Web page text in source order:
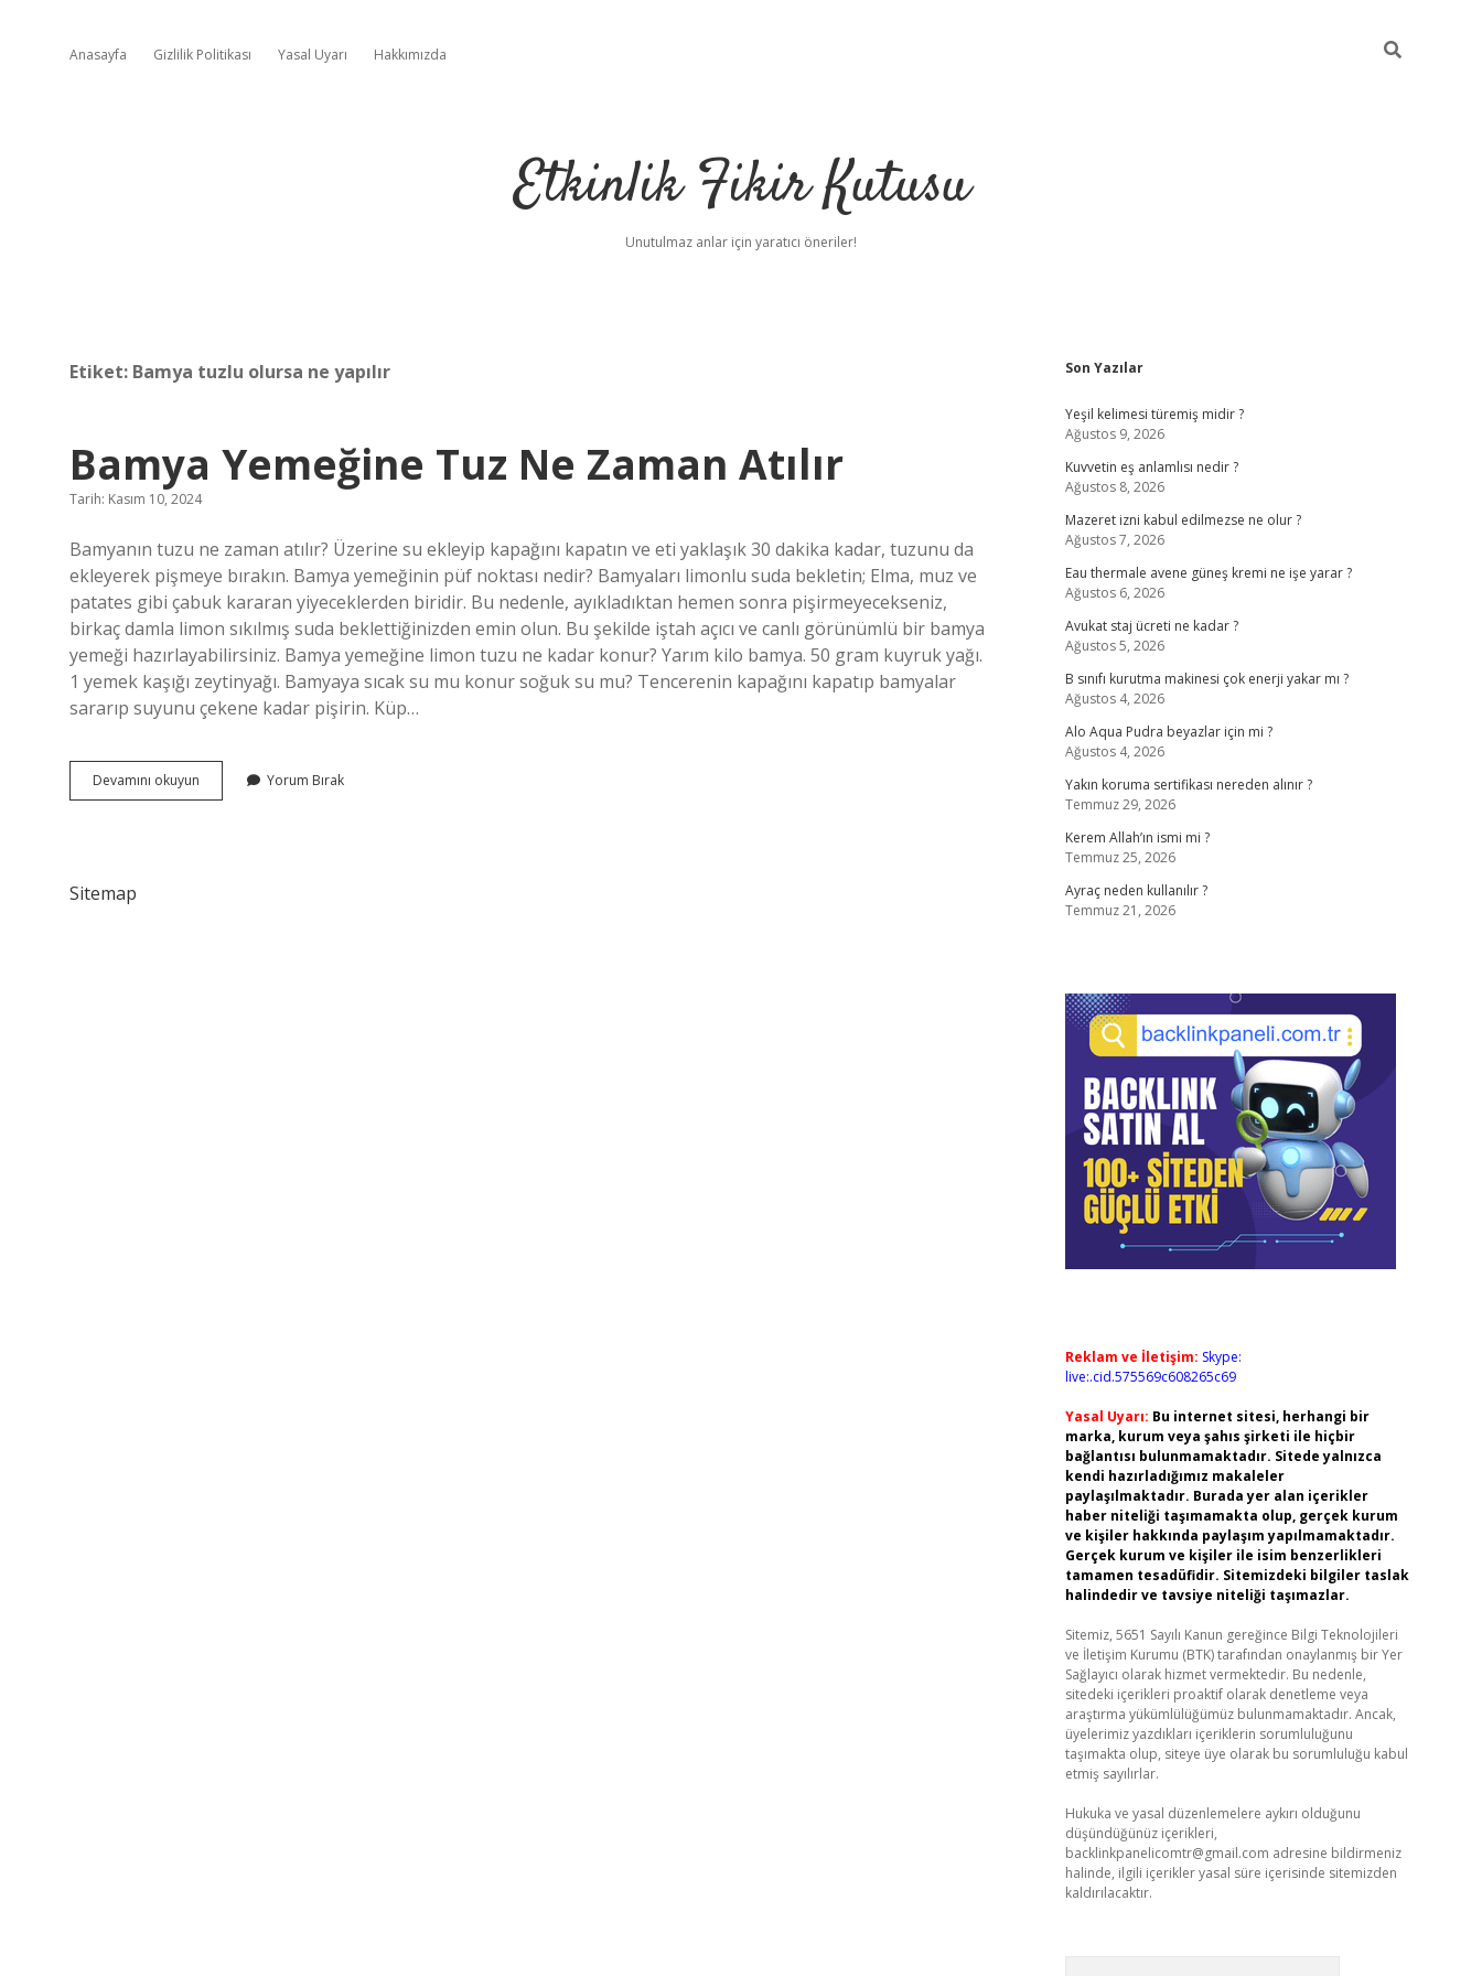
Anasayfa Gizlilik Politikası Yasal Uyarı Hakkımızda
Etkinlik Fikir Kutusu
Unutulmaz anlar için yaratıcı öneriler!
Etiket: Bamya tuzlu olursa ne yapılır
Bamya Yemeğine Tuz Ne Zaman Atılır
Tarih: Kasım 10, 2024
Bamyanın tuzu ne zaman atılır? Üzerine su ekleyip kapağını kapatın ve eti yaklaşık 30 dakika kadar, tuzunu da
ekleyerek pişmeye bırakın. Bamya yemeğinin püf noktası nedir? Bamyaları limonlu suda bekletin; Elma, muz ve
patates gibi çabuk kararan yiyeceklerden biridir. Bu nedenle, ayıkladıktan hemen sonra pişirmeyecekseniz,
birkaç damla limon sıkılmış suda beklettiğinizden emin olun. Bu şekilde iştah açıcı ve canlı görünümlü bir bamya
yemeği hazırlayabilirsiniz. Bamya yemeğine limon tuzu ne kadar konur? Yarım kilo bamya. 50 gram kuyruk yağı.
1 yemek kaşığı zeytinyağı. Bamyaya sıcak su mu konur soğuk su mu? Tencerenin kapağını kapatıp bamyalar
sararıp suyunu çekene kadar pişirin. Küp…
Devamını okuyun
Yemeğine
Yorum Bırak
Sitemap
Sidebar
Son Yazılar
Yeşil kelimesi türemiş midir ?
Ağustos 9, 2026
Kuvvetin eş anlamlısı nedir ?
Ağustos 8, 2026
Mazeret izni kabul edilmezse ne olur ?
Ağustos 7, 2026
Eau thermale avene güneş kremi ne işe yarar ?
Ağustos 6, 2026
Avukat staj ücreti ne kadar ?
Ağustos 5, 2026
B sınıfı kurutma makinesi çok enerji yakar mı ?
Ağustos 4, 2026
Alo Aqua Pudra beyazlar için mi ?
Ağustos 4, 2026
Yakın koruma sertifikası nereden alınır ?
Temmuz 29, 2026
Kerem Allah’ın ismi mi ?
Temmuz 25, 2026
Ayraç neden kullanılır ?
Temmuz 21, 2026
Reklam ve İletişim: Skype:
live:.cid.575569c608265c69
Yasal Uyarı: Bu internet sitesi, herhangi bir
marka, kurum veya şahıs şirketi ile hiçbir
bağlantısı bulunmamaktadır. Sitede yalnızca
kendi hazırladığımız makaleler
paylaşılmaktadır. Burada yer alan içerikler
haber niteliği taşımamakta olup, gerçek kurum
ve kişiler hakkında paylaşım yapılmamaktadır.
Gerçek kurum ve kişiler ile isim benzerlikleri
tamamen tesadüfidir. Sitemizdeki bilgiler taslak
halindedir ve tavsiye niteliği taşımazlar.
Sitemiz, 5651 Sayılı Kanun gereğince Bilgi Teknolojileri
ve İletişim Kurumu (BTK) tarafından onaylanmış bir Yer
Sağlayıcı olarak hizmet vermektedir. Bu nedenle,
sitedeki içerikleri proaktif olarak denetleme veya
araştırma yükümlülüğümüz bulunmamaktadır. Ancak,
üyelerimiz yazdıkları içeriklerin sorumluluğunu
taşımakta olup, siteye üye olarak bu sorumluluğu kabul
etmiş sayılırlar.
Hukuka ve yasal düzenlemelere aykırı olduğunu
düşündüğünüz içerikleri,
backlinkpanelicomtr@gmail.com adresine bildirmeniz
halinde, ilgili içerikler yasal süre içerisinde sitemizden
kaldırılacaktır.